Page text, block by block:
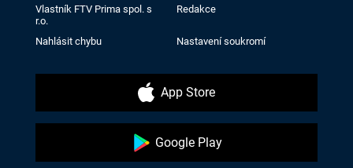
Vlastník FTV Prima spol. s
r.o.
Redakce
Nahlásit chybu Nastavení soukromí
App Store
Google Play